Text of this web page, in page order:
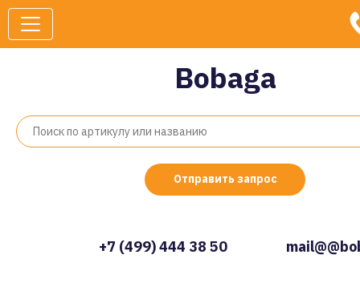
Bobaga
Отправить запрос
+7 (499) 444 38 50